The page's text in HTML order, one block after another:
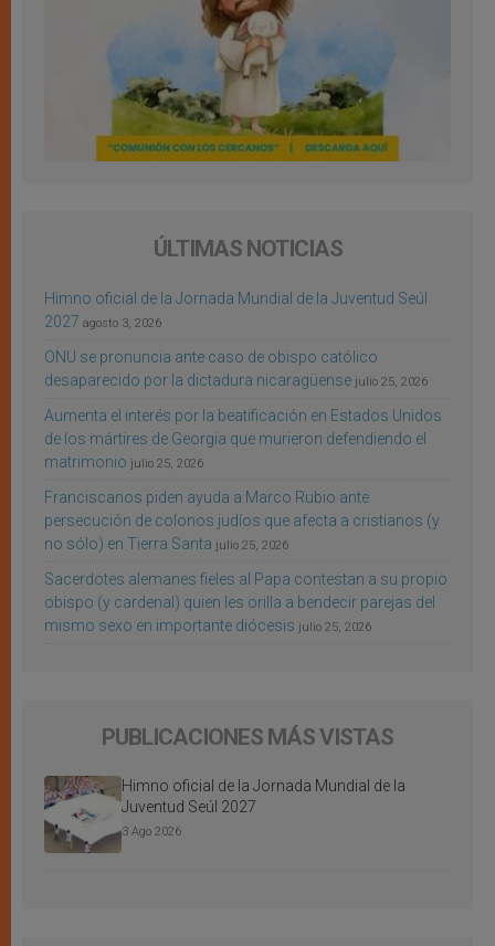
ÚLTIMAS NOTICIAS
Himno oficial de la Jornada Mundial de la Juventud Seúl
2027 agosto 3, 2026
ONU se pronuncia ante caso de obispo católico
desaparecido por la dictadura nicaragüense julio 25, 2026
Aumenta el interés por la beatificación en Estados Unidos
de los mártires de Georgia que murieron defendiendo el
matrimonio julio 25, 2026
Franciscanos piden ayuda a Marco Rubio ante
persecución de colonos judíos que afecta a cristianos (y
no sólo) en Tierra Santa julio 25, 2026
Sacerdotes alemanes fieles al Papa contestan a su propio
obispo (y cardenal) quien les orilla a bendecir parejas del
mismo sexo en importante diócesis julio 25, 2026
PUBLICACIONES MÁS VISTAS
Himno oficial de la Jornada Mundial de la
Juventud Seúl 2027
3 Ago 2026